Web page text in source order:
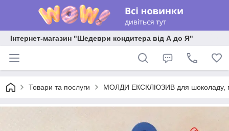
Інтернет-магазин "Шедеври кондитера від А до Я"
Товари та послуги МОЛДИ ЕКСКЛЮЗИВ для шоколаду,